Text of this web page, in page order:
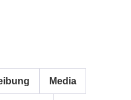
Media